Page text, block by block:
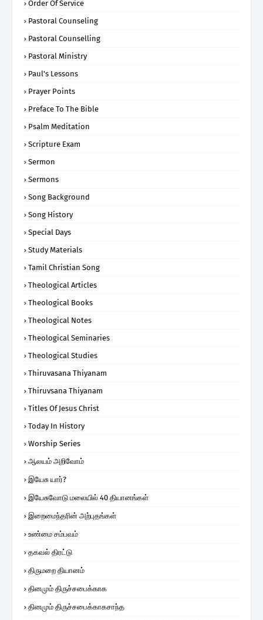
Order Of Service
Pastoral Counseling
Pastoral Counselling
Pastoral Ministry
Paul's Lessons
Prayer Points
Preface To The Bible
Psalm Meditation
Scripture Exam
Sermon
Sermons
Song Background
Song History
Special Days
Study Materials
Tamil Christian Song
Theological Articles
Theological Books
Theological Notes
Theological Seminaries
Theological Studies
Thiruvasana Thiyanam
Thiruvsana Thiyanam
Titles Of Jesus Christ
Today In History
Worship Series
ஆலயம் அறிவோம்
இயேசு யார்?
இயேசுவோடு மலையில் 40 தியானங்கள்
இறைமைந்தரின் அற்புதங்கள்
உண்மை சம்பவம்
தகவல் திரட்டு
திருமறை தியானம்
தினமும் திருச்சபைக்காக
தினமும் திருச்சபைக்காகசாந்த